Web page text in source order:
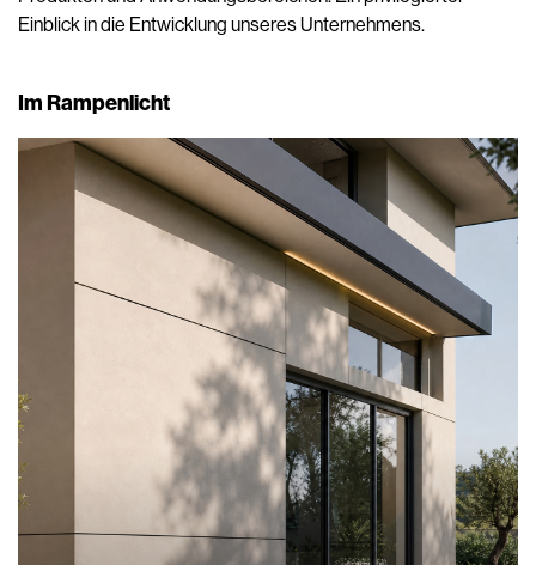
Einblick in die Entwicklung unseres Unternehmens.
Im Rampenlicht